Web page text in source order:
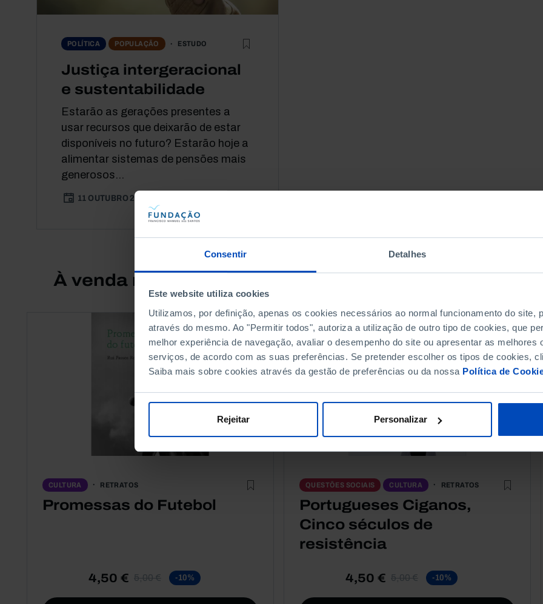
Consentir Detalhes
Este website utiliza cookies
Utilizamos, por definição, apenas os cookies necessários ao normal funcionamento do site,
através do mesmo. Ao "Permitir todos", autoriza a utilização de outro tipo de cookies, que
melhor experiência de navegação, avaliar o desempenho do site ou apresentar as melhores
serviços, de acordo com as suas preferências. Se pretender escolher os tipos de cookies,
Saiba mais sobre cookies através da gestão de preferências ou da nossa Política de
Rejeitar Personalizar
POLÍTICA POPULAÇÃO ESTUDO
Justiça intergeracional
e sustentabilidade
Estarão as gerações presentes a
usar recursos que deixarão de estar
disponíveis no futuro? Estarão hoje a
alimentar sistemas de pensões mais
generosos...
11 OUTUBRO 2017
À venda na Livraria
CULTURA RETRATOS
Promessas do Futebol
4,50 € 5,00 € -10%
QUESTÕES SOCIAIS CULTURA RETRATOS
Portugueses Ciganos,
Cinco séculos de
resistência
4,50 € 5,00 € -10%